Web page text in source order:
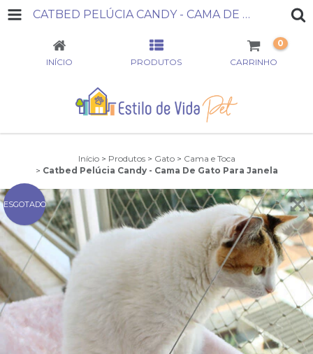
CATBED PELÚCIA CANDY - CAMA DE GATO PARA JANELA
INÍCIO PRODUTOS CARRINHO
0
Início > Produtos > Gato > Cama e Toca
> Catbed Pelúcia Candy - Cama De Gato Para Janela
ESGOTADO